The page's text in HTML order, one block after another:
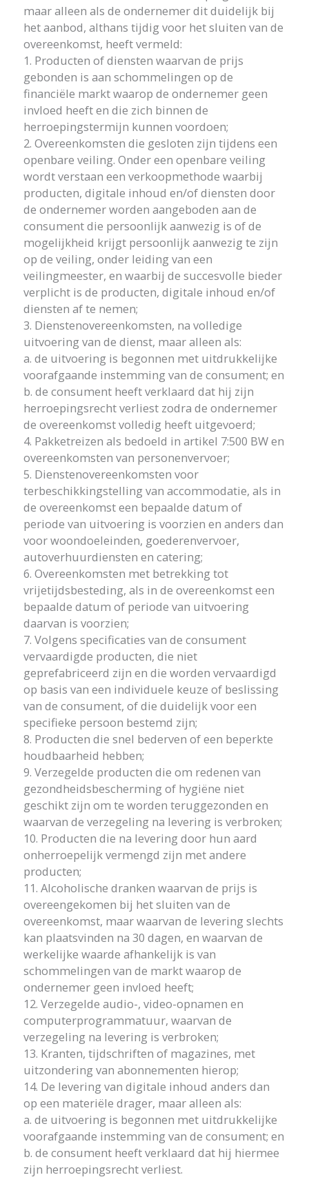
maar alleen als de ondernemer dit duidelijk bij
het aanbod, althans tijdig voor het sluiten van de
overeenkomst, heeft vermeld:
1. Producten of diensten waarvan de prijs
gebonden is aan schommelingen op de
financiële markt waarop de ondernemer geen
invloed heeft en die zich binnen de
herroepingstermijn kunnen voordoen;
2. Overeenkomsten die gesloten zijn tijdens een
openbare veiling. Onder een openbare veiling
wordt verstaan een verkoopmethode waarbij
producten, digitale inhoud en/of diensten door
de ondernemer worden aangeboden aan de
consument die persoonlijk aanwezig is of de
mogelijkheid krijgt persoonlijk aanwezig te zijn
op de veiling, onder leiding van een
veilingmeester, en waarbij de succesvolle bieder
verplicht is de producten, digitale inhoud en/of
diensten af te nemen;
3. Dienstenovereenkomsten, na volledige
uitvoering van de dienst, maar alleen als:
a. de uitvoering is begonnen met uitdrukkelijke
voorafgaande instemming van de consument; en
b. de consument heeft verklaard dat hij zijn
herroepingsrecht verliest zodra de ondernemer
de overeenkomst volledig heeft uitgevoerd;
4. Pakketreizen als bedoeld in artikel 7:500 BW en
overeenkomsten van personenvervoer;
5. Dienstenovereenkomsten voor
terbeschikkingstelling van accommodatie, als in
de overeenkomst een bepaalde datum of
periode van uitvoering is voorzien en anders dan
voor woondoeleinden, goederenvervoer,
autoverhuurdiensten en catering;
6. Overeenkomsten met betrekking tot
vrijetijdsbesteding, als in de overeenkomst een
bepaalde datum of periode van uitvoering
daarvan is voorzien;
7. Volgens specificaties van de consument
vervaardigde producten, die niet
geprefabriceerd zijn en die worden vervaardigd
op basis van een individuele keuze of beslissing
van de consument, of die duidelijk voor een
specifieke persoon bestemd zijn;
8. Producten die snel bederven of een beperkte
houdbaarheid hebben;
9. Verzegelde producten die om redenen van
gezondheidsbescherming of hygiëne niet
geschikt zijn om te worden teruggezonden en
waarvan de verzegeling na levering is verbroken;
10. Producten die na levering door hun aard
onherroepelijk vermengd zijn met andere
producten;
11. Alcoholische dranken waarvan de prijs is
overeengekomen bij het sluiten van de
overeenkomst, maar waarvan de levering slechts
kan plaatsvinden na 30 dagen, en waarvan de
werkelijke waarde afhankelijk is van
schommelingen van de markt waarop de
ondernemer geen invloed heeft;
12. Verzegelde audio-, video-opnamen en
computerprogrammatuur, waarvan de
verzegeling na levering is verbroken;
13. Kranten, tijdschriften of magazines, met
uitzondering van abonnementen hierop;
14. De levering van digitale inhoud anders dan
op een materiële drager, maar alleen als:
a. de uitvoering is begonnen met uitdrukkelijke
voorafgaande instemming van de consument; en
b. de consument heeft verklaard dat hij hiermee
zijn herroepingsrecht verliest.